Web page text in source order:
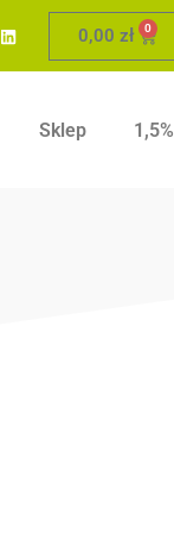
0,00 zł 0
Sklep 1,5%